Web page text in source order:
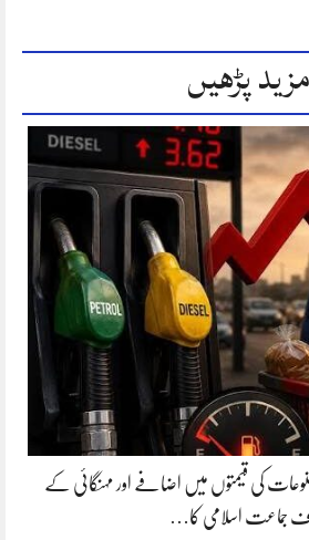
مزید پڑھیں
کی قیمتوں میں اضافے اور مہنگائی کے
جماعت اسلامی کا…